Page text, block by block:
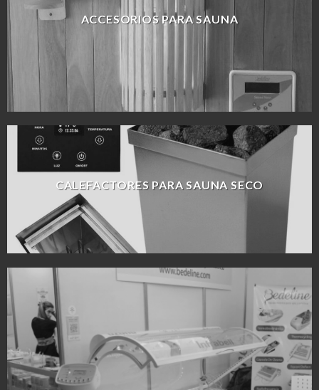
ACCESORIOS PARA SAUNA
CALEFACTORES PARA SAUNA SECO